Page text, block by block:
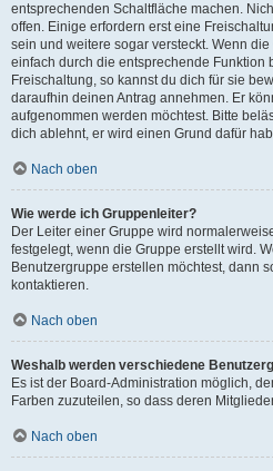
entsprechenden Schaltfläche machen.
offen. Einige erfordern erst eine
sein und weitere sogar versteckt. Wenn
einfach durch die entsprechende Funktion
Freischaltung, so kannst du dich für sie
daraufhin deinen Antrag annehmen. Er
aufgenommen werden möchtest. Bitte
dich ablehnt, er wird einen Grund dafür
Nach oben
Wie werde ich Gruppenleiter?
Der Leiter einer Gruppe wird
festgelegt, wenn die Gruppe erstellt wird.
Benutzergruppe erstellen möchtest, dann
kontaktieren.
Nach oben
Weshalb werden verschiedene
Es ist der Board-Administration möglich,
Farben zuzuteilen, so dass deren
Nach oben